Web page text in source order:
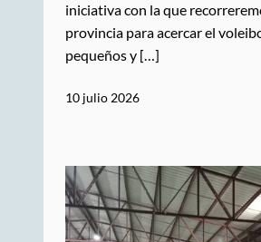
iniciativa con la que
provincia para acercar el
pequeños y […]
10 julio 2026